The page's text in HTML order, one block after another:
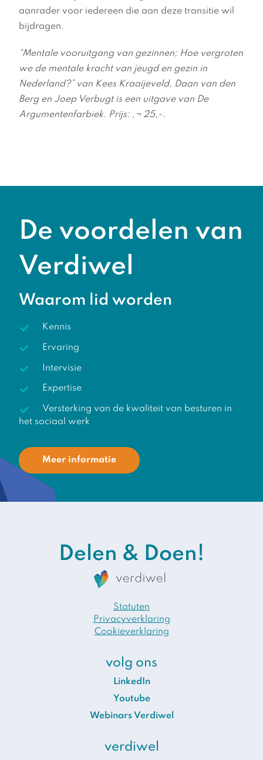
aanrader voor iedereen die aan deze transitie wil
bijdragen.
“Mentale vooruitgang van gezinnen; Hoe vergroten
we de mentale kracht van jeugd en gezin in
Nederland?” van Kees Kraaijeveld, Daan van den
Berg en Joep Verbugt is een uitgave van De
Argumentenfarbiek. Prijs: ‚¬ 25,-.
De voordelen van
Verdiwel
Waarom lid worden
Kennis
Ervaring
Intervisie
Expertise
Versterking van de kwaliteit van besturen in
het sociaal werk
Meer informatie
Delen & Doen!
Statuten
Privacyverklaring
Cookieverklaring
volg ons
LinkedIn
Youtube
Webinars Verdiwel
verdiwel